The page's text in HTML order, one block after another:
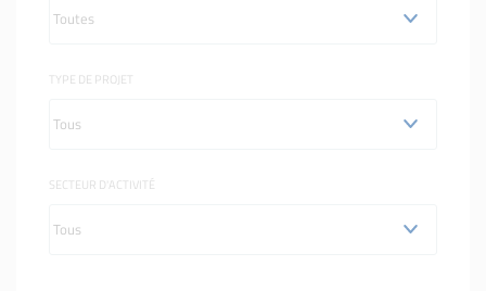
TYPE DE PROJET
SECTEUR D'ACTIVITÉ